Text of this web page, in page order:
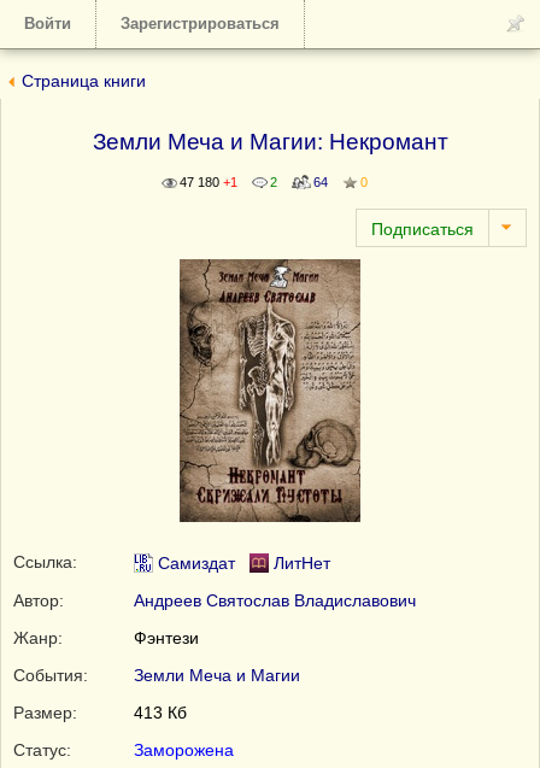
Войти Зарегистрироваться
Страница книги
Земли Меча и Магии: Некромант
47 180 +1 2 64 0
Ссылка: Самиздат
ЛитНет
Автор:
Андреев Святослав Владиславович
Жанр:
Фэнтези
События:
Земли Меча и Магии
Размер:
413 Кб
Статус:
Заморожена